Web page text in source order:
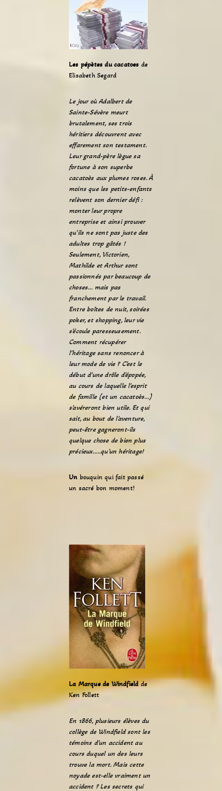
Les pépètes du cacatoes de
Elisabeth Segard
Le jour où Adalbert de
Sainte-Sévère meurt
brutalement, ses trois
héritiers découvrent avec
effarement son testament.
Leur grand-père lègue sa
fortune à son superbe
cacatoès aux plumes roses. À
moins que les petits-enfants
relèvent son dernier défi :
monter leur propre
entreprise et ainsi prouver
qu’ils ne sont pas juste des
adultes trop gâtés !
Seulement, Victorien,
Mathilde et Arthur sont
passionnés par beaucoup de
choses… mais pas
franchement par le travail.
Entre boîtes de nuit, soirées
poker, et shopping, leur vie
s’écoule paresseusement.
Comment récupérer
l’héritage sans renoncer à
leur mode de vie ? C’est le
début d’une drôle d’épopée,
au cours de laquelle l’esprit
de famille (et un cacatoès…)
s’avéreront bien utile. Et qui
sait, au bout de l’aventure,
peut-être gagneront-ils
quelque chose de bien plus
précieux…..qu’un héritage!
Un bouquin qui fait passé
un sacré bon moment!
La Marque de Windfieldde
Ken Follett
En 1866, plusieurs élèves du
collège de Windfield sont les
témoins d’un accident au
cours duquel un des leurs
trouve la mort. Mais cette
noyade est-elle vraiment un
accident ? Les secrets qui